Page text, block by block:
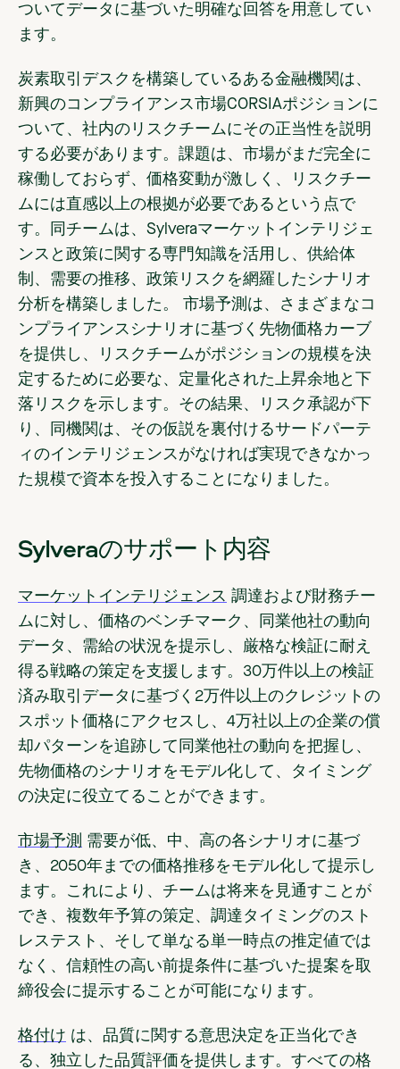
ついてデータに基づいた明確な回答を用意してい
ます。
炭素取引デスクを構築しているある金融機関は、
新興のコンプライアンス市場CORSIAポジションに
ついて、社内のリスクチームにその正当性を説明
する必要があります。課題は、市場がまだ完全に
稼働しておらず、価格変動が激しく、リスクチー
ムには直感以上の根拠が必要であるという点で
す。同チームは、Sylveraマーケットインテリジェ
ンスと政策に関する専門知識を活用し、供給体
制、需要の推移、政策リスクを網羅したシナリオ
分析を構築しました。 市場予測は、さまざまなコ
ンプライアンスシナリオに基づく先物価格カーブ
を提供し、リスクチームがポジションの規模を決
定するために必要な、定量化された上昇余地と下
落リスクを示します。その結果、リスク承認が下
り、同機関は、その仮説を裏付けるサードパーテ
ィのインテリジェンスがなければ実現できなかっ
た規模で資本を投入することになりました。
Sylveraのサポート内容
マーケットインテリジェンス 調達および財務チー
ムに対し、価格のベンチマーク、同業他社の動向
データ、需給の状況を提示し、厳格な検証に耐え
得る戦略の策定を支援します。30万件以上の検証
済み取引データに基づく2万件以上のクレジットの
スポット価格にアクセスし、4万社以上の企業の償
却パターンを追跡して同業他社の動向を把握し、
先物価格のシナリオをモデル化して、タイミング
の決定に役立てることができます。
市場予測 需要が低、中、高の各シナリオに基づ
き、2050年までの価格推移をモデル化して提示し
ます。これにより、チームは将来を見通すことが
でき、複数年予算の策定、調達タイミングのスト
レステスト、そして単なる単一時点の推定値では
なく、信頼性の高い前提条件に基づいた提案を取
締役会に提示することが可能になります。
格付け は、品質に関する意思決定を正当化でき
る、独立した品質評価を提供します。すべての格